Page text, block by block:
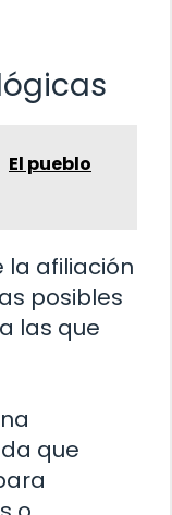
El pueblo
la afiliación
posibles
las que
que